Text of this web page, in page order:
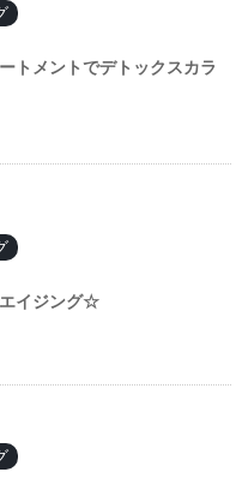
トメントでデトックスカラ
イジング☆